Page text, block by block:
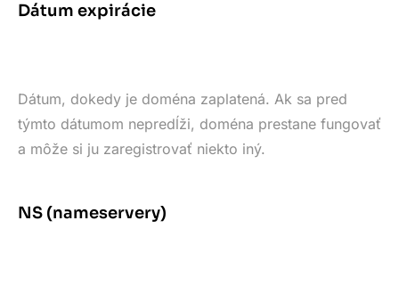
Dátum expirácie
Dátum, dokedy je doména zaplatená. Ak sa pred
týmto dátumom nepredĺži, doména prestane fungovať
a môže si ju zaregistrovať niekto iný.
NS (nameservery)